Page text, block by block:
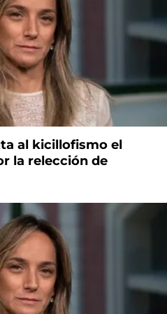
al kicillofismo el
la relección de